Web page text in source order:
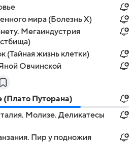
мира (Болезнь Х)
Мегаиндустрия
(Тайная жизнь клетки)
Овчинской
(Плато Путорана)
Молизе. Деликатесы
Пир у подножия